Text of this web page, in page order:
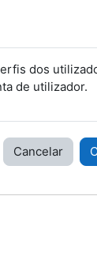
dos
de utilizador.
Cancelar